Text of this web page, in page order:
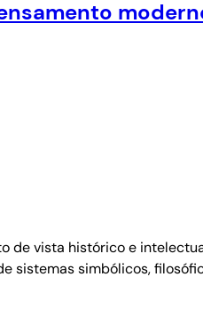
de vista histórico e
simbólicos,